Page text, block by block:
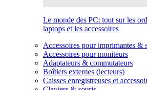
Le monde des PC: tout sur les
laptops et les accessoires
Accessoires pour imprimantes &
Accessoires pour moniteurs
Adaptateurs & commutateurs
Boîtiers externes (lecteurs)
Caisses enregistreuses et